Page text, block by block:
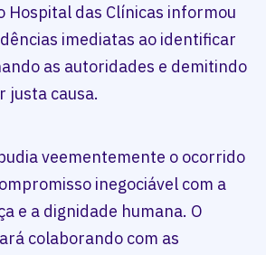
Hospital das Clínicas informou
imediatas ao identificar
as autoridades e demitindo
justa causa.
veementemente o ocorrido
inegociável com a
e a dignidade humana. O
colaborando com as